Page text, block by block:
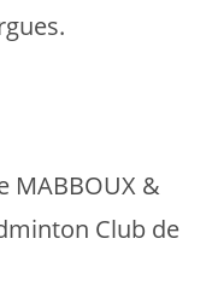
MABBOUX &
Club de